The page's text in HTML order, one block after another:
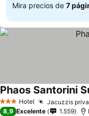
Mira precios de 7
3 Estrellas
Hotel Jacuzzis
Phaos Santorini
8,9 Excelente 1.559